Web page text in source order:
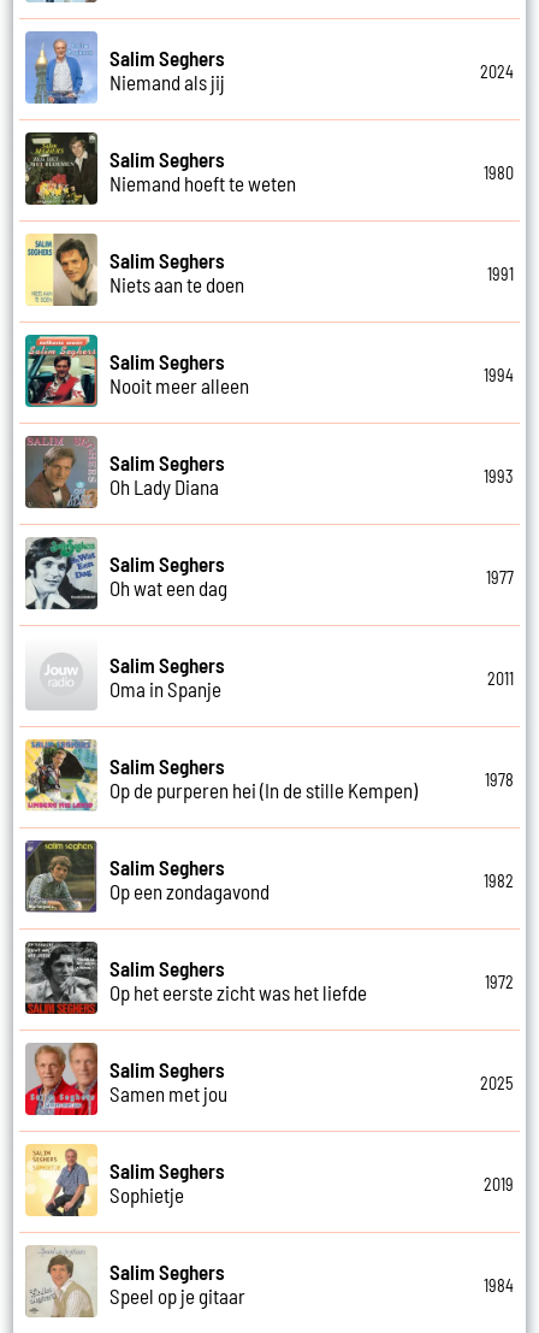
Salim Seghers
Niemand als jij
2024
Salim Seghers
Niemand hoeft te weten
1980
Salim Seghers
Niets aan te doen
1991
Salim Seghers
Nooit meer alleen
1994
Salim Seghers
Oh Lady Diana
1993
Salim Seghers
Oh wat een dag
1977
Salim Seghers
Oma in Spanje
2011
Salim Seghers
Op de purperen hei (In de stille Kempen)
1978
Salim Seghers
Op een zondagavond
1982
Salim Seghers
Op het eerste zicht was het liefde
1972
Salim Seghers
Samen met jou
2025
Salim Seghers
Sophietje
2019
Salim Seghers
Speel op je gitaar
1984